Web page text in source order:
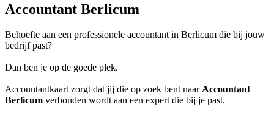
Accountant Berlicum
Behoefte aan een professionele accountant in Berlicum die bij jouw
bedrijf past?
Dan ben je op de goede plek.
Accountantkaart zorgt dat jij die op zoek bent naarAccountant
Berlicum verbonden wordt aan een expert die bij je past.